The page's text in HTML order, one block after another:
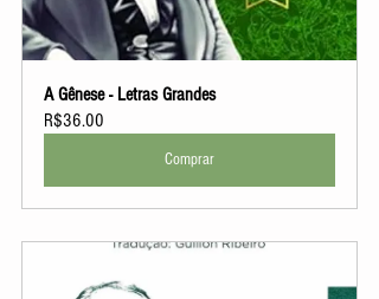
A Gênese - Letras Grandes
R$36.00
Comprar